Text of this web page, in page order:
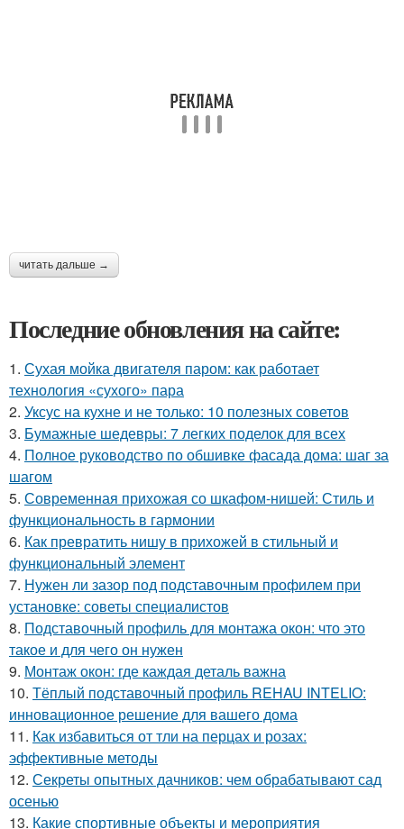
читать дальше →
Последние обновления на сайте:
1. Сухая мойка двигателя паром: как работает
технология «сухого» пара
2. Уксус на кухне и не только: 10 полезных советов
3. Бумажные шедевры: 7 легких поделок для всех
4. Полное руководство по обшивке фасада дома: шаг за
шагом
5. Современная прихожая со шкафом-нишей: Стиль и
функциональность в гармонии
6. Как превратить нишу в прихожей в стильный и
функциональный элемент
7. Нужен ли зазор под подставочным профилем при
установке: советы специалистов
8. Подставочный профиль для монтажа окон: что это
такое и для чего он нужен
9. Монтаж окон: где каждая деталь важна
10. Тёплый подставочный профиль REHAU INTELIO:
инновационное решение для вашего дома
11. Как избавиться от тли на перцах и розах:
эффективные методы
12. Секреты опытных дачников: чем обрабатывают сад
осенью
13. Какие спортивные объекты и мероприятия